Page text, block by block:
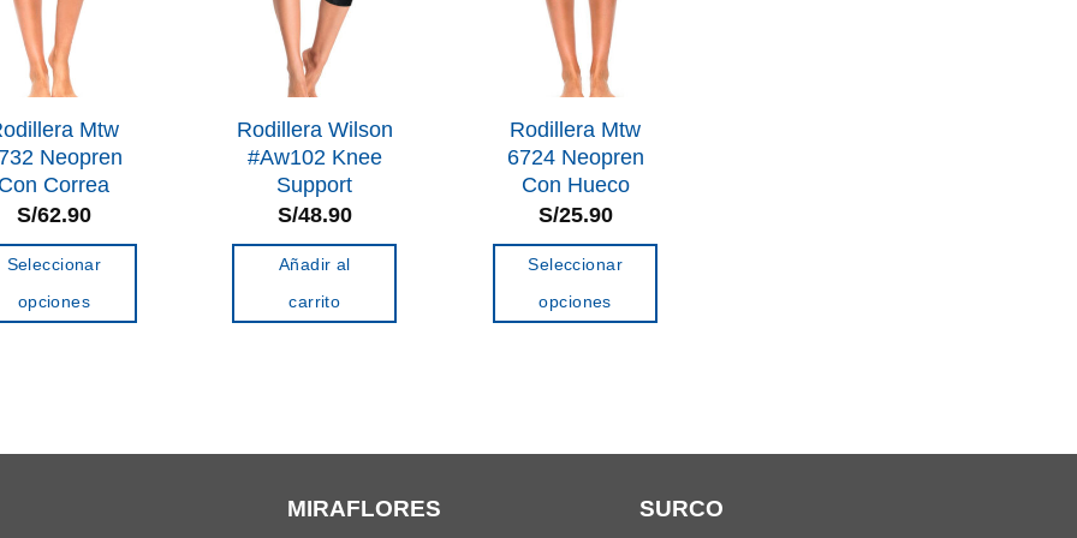
se
pueden
elegir
en
la
página
de
producto
elegir
en
la
página
de
producto
Mtw
Neopren
Con Correa
S/62.90
Seleccionar
opciones
Rodillera Wilson
#Aw102 Knee
Support
S/48.90
Añadir al
carrito
Rodillera Mtw
6724 Neopren
Con Hueco
S/25.90
Seleccionar
opciones
MIRAFLORES SURCO